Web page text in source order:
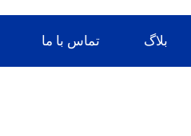
بلاگ تماس با ما